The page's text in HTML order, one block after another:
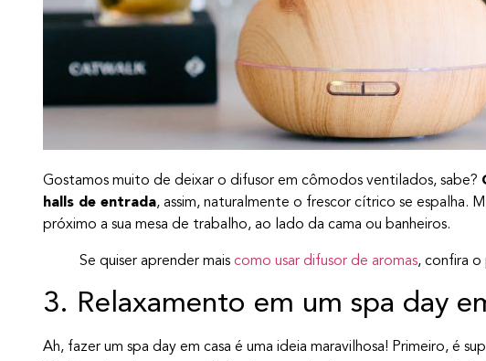
Gostamos muito de deixar o difusor em cômodos ventilados, sabe?
halls de entrada, assim, naturalmente o frescor cítrico se espalha.
próximo a sua mesa de trabalho, ao lado da cama ou banheiros.
Se quiser aprender mais como usar difusor de aromas, confira o
3. Relaxamento em um spa day
Ah, fazer um spa day em casa é uma ideia maravilhosa! Primeiro, é